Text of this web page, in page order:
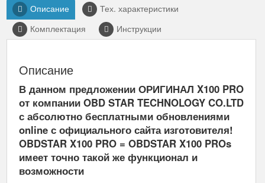
Описание
Тех. характеристики
Комплектация
Инструкции
Описание
В данном предложении ОРИГИНАЛ X100 PRO
от компании OBD STAR TECHNOLOGY CO.LTD
с абсолютно бесплатными обновлениями
online с официального сайта изготовителя!
OBDSTAR X100 PRO = OBDSTAR X100 PROs
имеет точно такой же функционал и
возможности